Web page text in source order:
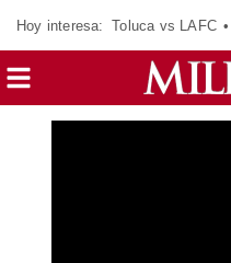
Hoy interesa: Toluca vs LAFC